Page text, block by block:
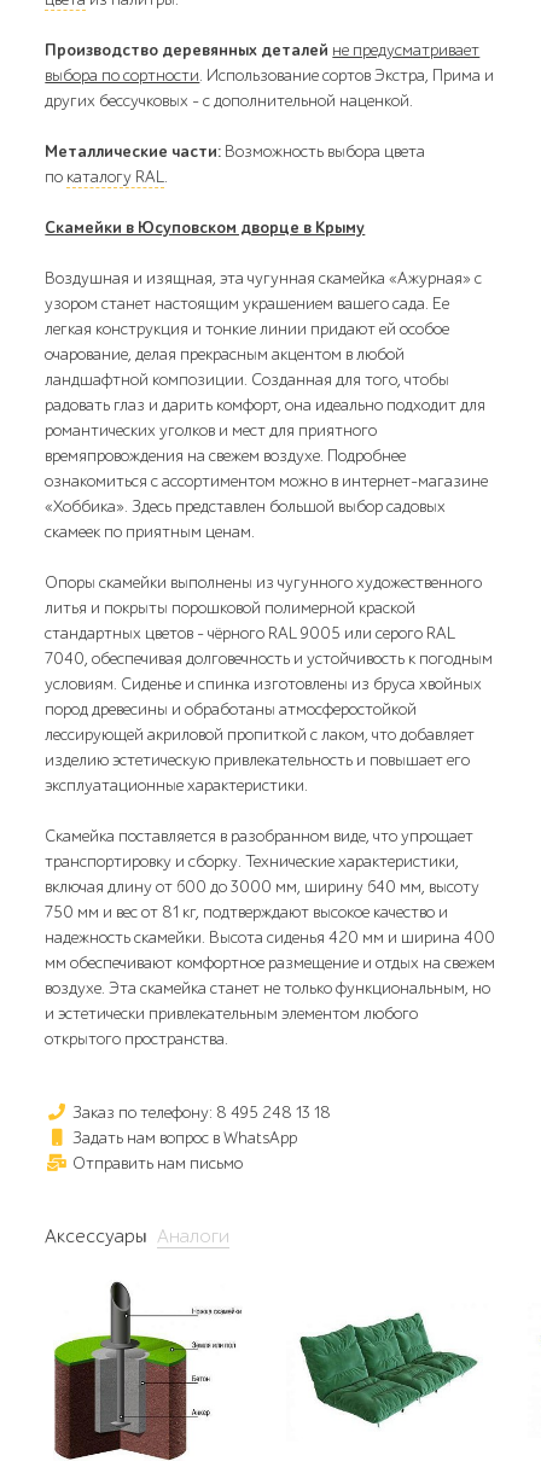
Производство деревянных деталей не предусматривает
выбора по сортности. Использование сортов Экстра, Прима и
других бессучковых - с дополнительной наценкой.
Металлические части: Возможность выбора цвета
по каталогу RAL.
Скамейки в Юсуповском дворце в Крыму
Воздушная и изящная, эта чугунная скамейка «Ажурная» с
узором станет настоящим украшением вашего сада. Ее
легкая конструкция и тонкие линии придают ей особое
очарование, делая прекрасным акцентом в любой
ландшафтной композиции. Созданная для того, чтобы
радовать глаз и дарить комфорт, она идеально подходит для
романтических уголков и мест для приятного
времяпровождения на свежем воздухе. Подробнее
ознакомиться с ассортиментом можно в интернет-магазине
«Хоббика». Здесь представлен большой выбор садовых
скамеек по приятным ценам.
Опоры скамейки выполнены из чугунного художественного
литья и покрыты порошковой полимерной краской
стандартных цветов – чёрного RAL 9005 или серого RAL
7040, обеспечивая долговечность и устойчивость к погодным
условиям. Сиденье и спинка изготовлены из бруса хвойных
пород древесины и обработаны атмосферостойкой
лессирующей акриловой пропиткой с лаком, что добавляет
изделию эстетическую привлекательность и повышает его
эксплуатационные характеристики.
Скамейка поставляется в разобранном виде, что упрощает
транспортировку и сборку. Технические характеристики,
включая длину от 600 до 3000 мм, ширину 640 мм, высоту
750 мм и вес от 81 кг, подтверждают высокое качество и
надежность скамейки. Высота сиденья 420 мм и ширина 400
мм обеспечивают комфортное размещение и отдых на свежем
воздухе. Эта скамейка станет не только функциональным, но
и эстетически привлекательным элементом любого
открытого пространства.
Заказ по телефону: 8 495 248 13 18
Задать нам вопрос в WhatsApp
Отправить нам письмо
Аксессуары Аналоги